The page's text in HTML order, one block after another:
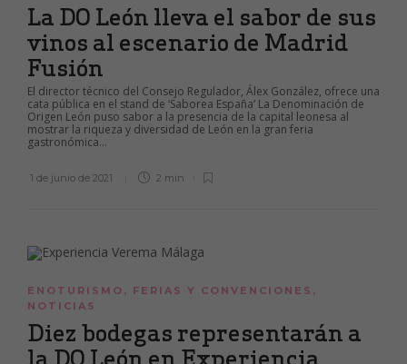
La DO León lleva el sabor de sus
vinos al escenario de Madrid
Fusión
El director técnico del Consejo Regulador, Álex González, ofrece una
cata pública en el stand de ‘Saborea España’ La Denominación de
Origen León puso sabor a la presencia de la capital leonesa al
mostrar la riqueza y diversidad de León en la gran feria
gastronómica...
1 de junio de 2021 2 min
ENOTURISMO , FERIAS Y CONVENCIONES ,
NOTICIAS
Diez bodegas representarán a